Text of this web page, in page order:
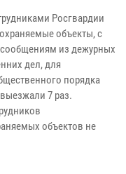
Росгвардии
объекты, с
сообщениям из дежурных
дел, для
порядка
7 раз.
объектов не